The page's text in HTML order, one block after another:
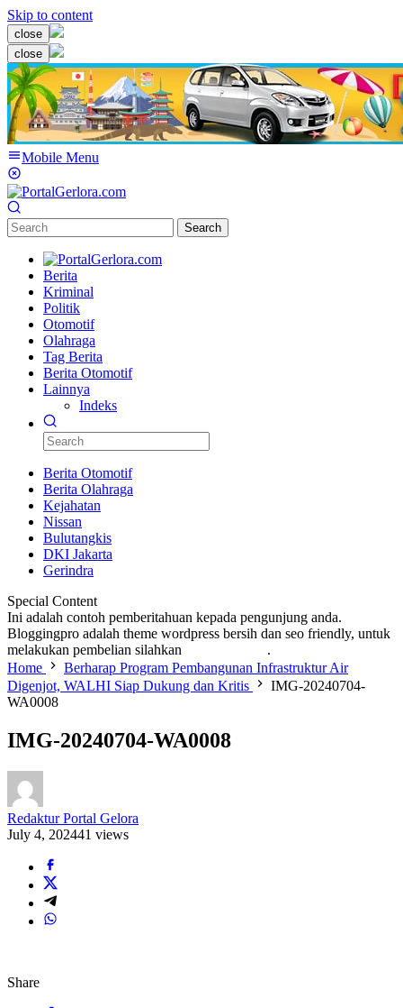
Skip to content
close
close
Mobile Menu
Search
Berita
Kriminal
Politik
Otomotif
Olahraga
Tag Berita
Berita Otomotif
Lainnya
Indeks
Berita Otomotif
Berita Olahraga
Kejahatan
Nissan
Bulutangkis
DKI Jakarta
Gerindra
Special Content
Ini adalah contoh pemberitahuan kepada pengunjung anda.
Bloggingpro adalah theme wordpress bersih dan seo friendly, untuk
melakukan pembelian silahkan
.
Home
Berharap Program Pembangunan Infrastruktur Air
Digenjot, WALHI Siap Dukung dan Kritis
IMG-20240704-
WA0008
IMG-20240704-WA0008
Redaktur Portal Gelora
July 4, 202441 views
Share